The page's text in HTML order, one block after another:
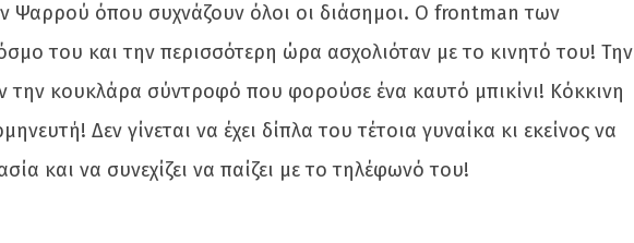
Ψαρρού όπου συχνάζουν όλοι οι διάσημοι. Ο frontman των
του και την περισσότερη ώρα ασχολιόταν με το κινητό του! Την
την κουκλάρα σύντροφό που φορούσε ένα καυτό μπικίνι! Κόκκινη
Δεν γίνεται να έχει δίπλα του τέτοια γυναίκα κι εκείνος να
και να συνεχίζει να παίζει με το τηλέφωνό του!